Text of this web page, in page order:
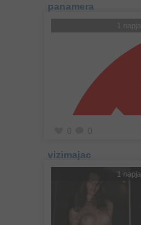
panamera
1 napja
vizimajac
1 napja